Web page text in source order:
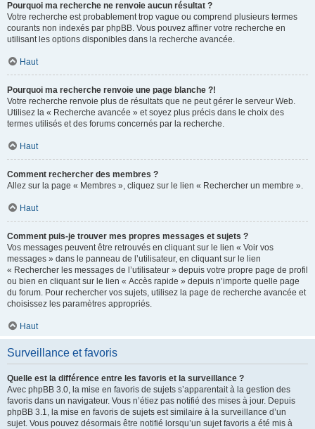
Pourquoi ma recherche ne renvoie aucun résultat ?
Votre recherche est probablement trop vague ou comprend plusieurs termes
courants non indexés par phpBB. Vous pouvez affiner votre recherche en
utilisant les options disponibles dans la recherche avancée.
Haut
Pourquoi ma recherche renvoie une page blanche ?!
Votre recherche renvoie plus de résultats que ne peut gérer le serveur Web.
Utilisez la « Recherche avancée » et soyez plus précis dans le choix des
termes utilisés et des forums concernés par la recherche.
Haut
Comment rechercher des membres ?
Allez sur la page « Membres », cliquez sur le lien « Rechercher un membre ».
Haut
Comment puis-je trouver mes propres messages et sujets ?
Vos messages peuvent être retrouvés en cliquant sur le lien « Voir vos
messages » dans le panneau de l’utilisateur, en cliquant sur le lien
« Rechercher les messages de l’utilisateur » depuis votre propre page de profil
ou bien en cliquant sur le lien « Accès rapide » depuis n’importe quelle page
du forum. Pour rechercher vos sujets, utilisez la page de recherche avancée et
choisissez les paramètres appropriés.
Haut
Surveillance et favoris
Quelle est la différence entre les favoris et la surveillance ?
Avec phpBB 3.0, la mise en favoris de sujets s’apparentait à la gestion des
favoris dans un navigateur. Vous n’étiez pas notifié des mises à jour. Depuis
phpBB 3.1, la mise en favoris de sujets est similaire à la surveillance d’un
sujet. Vous pouvez désormais être notifié lorsqu’un sujet favoris a été mis à